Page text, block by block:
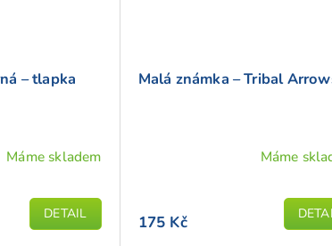
– tlapka
Máme skladem
DETAIL
Malá známka – Tribal
je
Máme
175 Kč